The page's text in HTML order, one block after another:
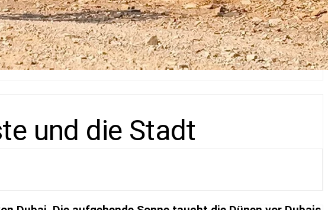
und die Stadt